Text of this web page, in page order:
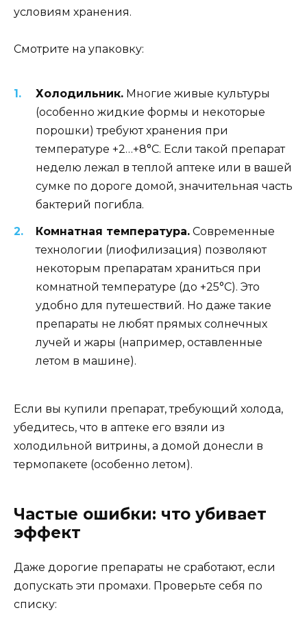
условиям хранения.
Смотрите на упаковку:
Холодильник. Многие живые культуры
(особенно жидкие формы и некоторые
порошки) требуют хранения при
температуре +2…+8°C. Если такой препарат
неделю лежал в теплой аптеке или в вашей
сумке по дороге домой, значительная часть
бактерий погибла.
Комнатная температура. Современные
технологии (лиофилизация) позволяют
некоторым препаратам храниться при
комнатной температуре (до +25°C). Это
удобно для путешествий. Но даже такие
препараты не любят прямых солнечных
лучей и жары (например, оставленные
летом в машине).
Если вы купили препарат, требующий холода,
убедитесь, что в аптеке его взяли из
холодильной витрины, а домой донесли в
термопакете (особенно летом).
Частые ошибки: что убивает
эффект
Даже дорогие препараты не сработают, если
допускать эти промахи. Проверьте себя по
списку: